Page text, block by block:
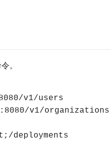
。
v1/users
v1/organizations
deployments